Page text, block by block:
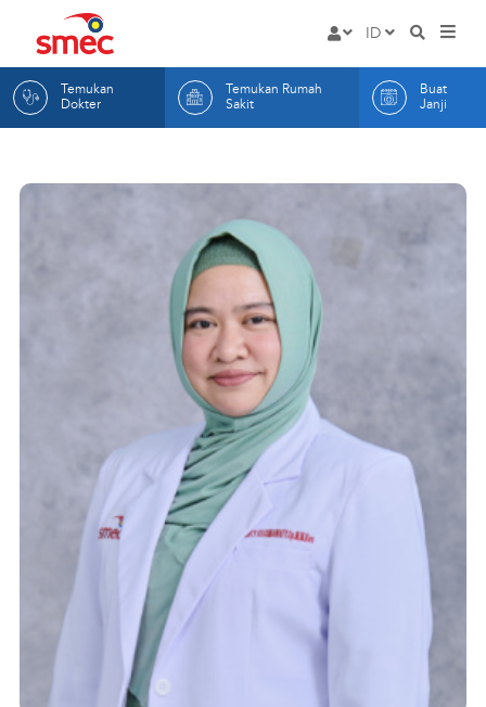
Rumah
Sakit
Mata
ID
ID
LAYANAN
ARTIKEL
INFORMASI
Promosi
Indikator Mutu RS
Customer Care
Cerita Pasien
Temukan
Dokter
Temukan Rumah
Sakit
Buat
Janji